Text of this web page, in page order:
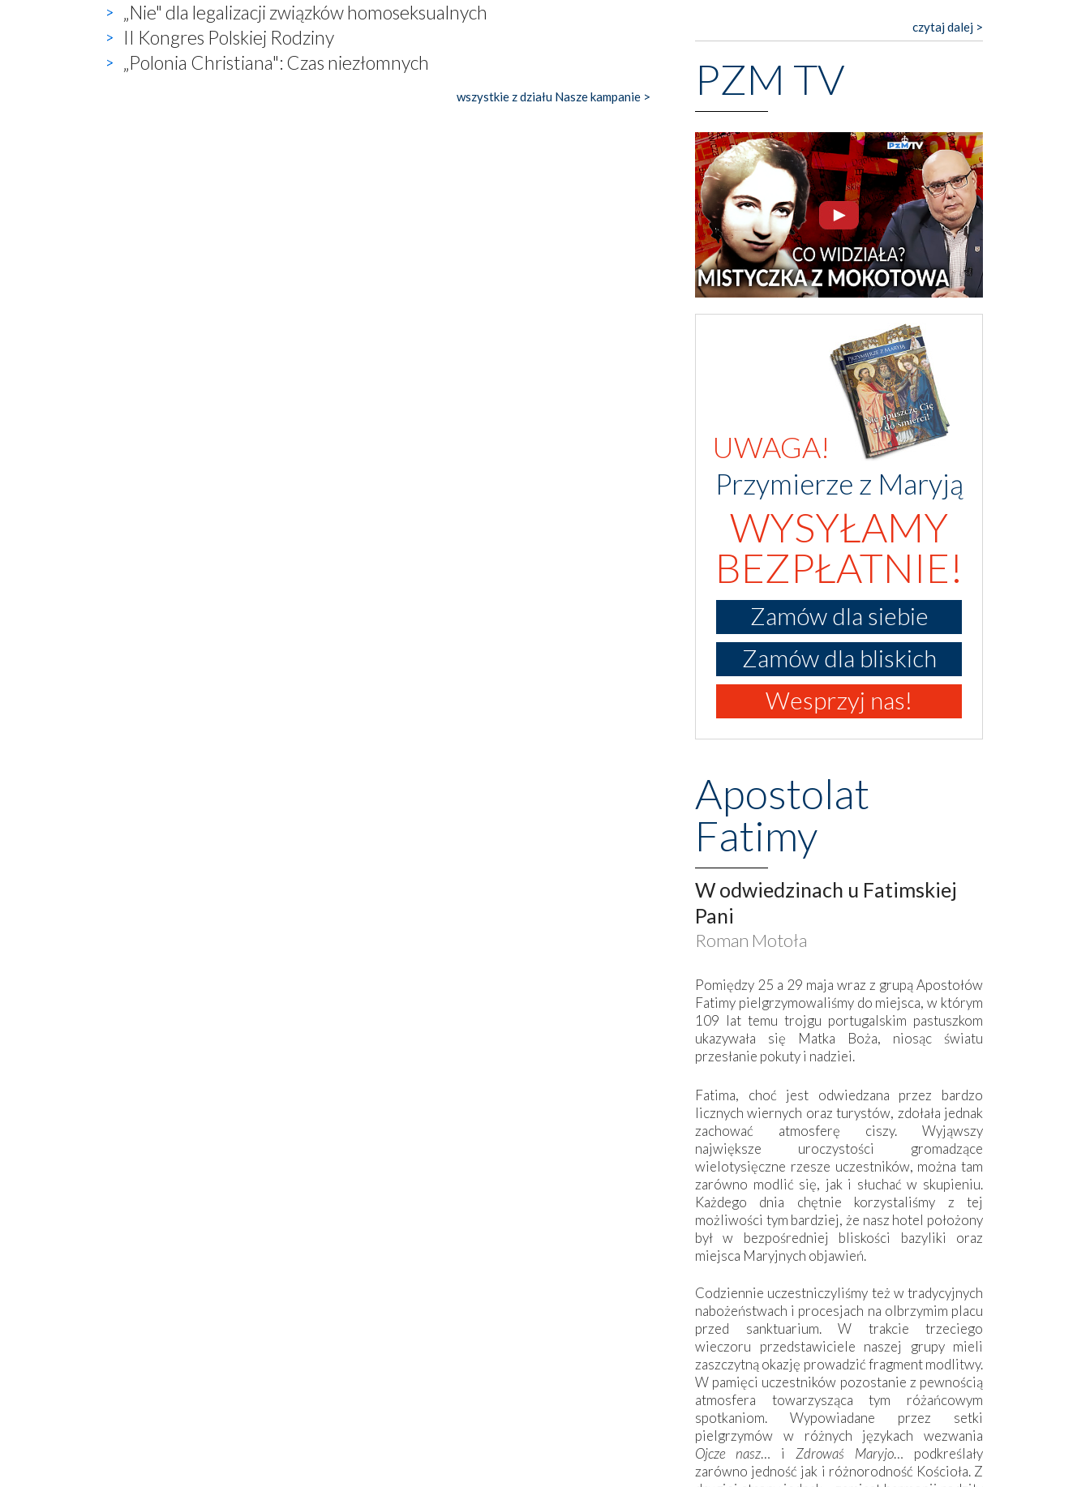
„Nie" dla legalizacji związków homoseksualnych
II Kongres Polskiej Rodziny
„Polonia Christiana": Czas niezłomnych
wszystkie z działu Nasze kampanie >
czytaj dalej >
PZM TV
UWAGA!
Przymierze z Maryją
WYSYŁAMY
BEZPŁATNIE!
Zamów dla siebie
Zamów dla bliskich
Wesprzyj nas!
Apostolat
Fatimy
W odwiedzinach u Fatimskiej
Pani
Roman Motoła
Pomiędzy 25 a 29 maja wraz z grupą Apostołów
Fatimy pielgrzymowaliśmy do miejsca, w którym
109 lat temu trojgu portugalskim pastuszkom
ukazywała się Matka Boża, niosąc światu
przesłanie pokuty i nadziei.
Fatima, choć jest odwiedzana przez bardzo
licznych wiernych oraz turystów, zdołała jednak
zachować atmosferę ciszy. Wyjąwszy
największe uroczystości gromadzące
wielotysięczne rzesze uczestników, można tam
zarówno modlić się, jak i słuchać w skupieniu.
Każdego dnia chętnie korzystaliśmy z tej
możliwości tym bardziej, że nasz hotel położony
był w bezpośredniej bliskości bazyliki oraz
miejsca Maryjnych objawień.
Codziennie uczestniczyliśmy też w tradycyjnych
nabożeństwach i procesjach na olbrzymim placu
przed sanktuarium. W trakcie trzeciego
wieczoru przedstawiciele naszej grupy mieli
zaszczytną okazję prowadzić fragment modlitwy.
W pamięci uczestników pozostanie z pewnością
atmosfera towarzysząca tym różańcowym
spotkaniom. Wypowiadane przez setki
pielgrzymów w różnych językach wezwania
Ojcze nasz… i Zdrowaś Maryjo… podkreślały
zarówno jedność jak i różnorodność Kościoła. Z